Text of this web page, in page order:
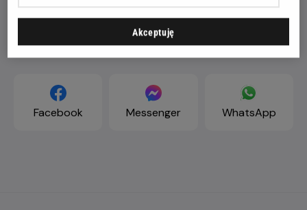
ZAPROŚ ZNAJOMYCH
Facebook Messenger WhatsApp
Akceptuję